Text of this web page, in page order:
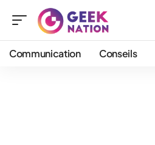
Communication Conseils